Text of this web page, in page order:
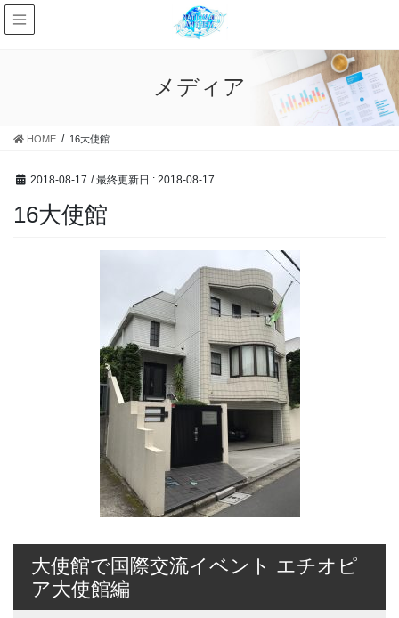
メディア
HOME 16大使館
2018-08-17 / 最終更新日 : 2018-08-17
16大使館
大使館で国際交流イベント エチオピ
ア大使館編